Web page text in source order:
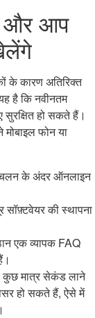
और आप
के कारण अतिरिक्त
है कि नवीनतम
हो सकते हैं।
फोन या
चलन के अंदर ऑनलाइन
की स्थापना
एक व्यापक FAQ
कुछ मात्र सेकंड लाने
हो सकते हैं, ऐसे में